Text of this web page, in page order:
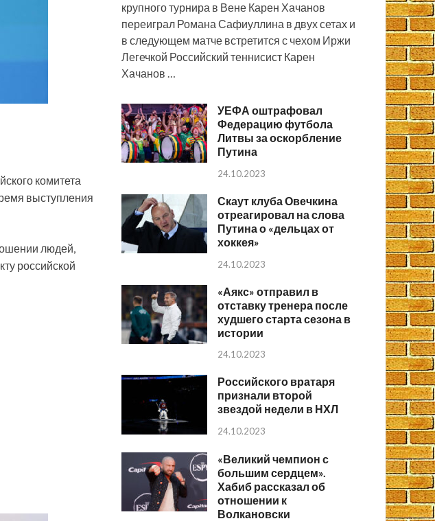
комитета
выступления
людей,
российской
крупного турнира в Вене Карен Хачанов
переиграл Романа Сафиуллина в двух сетах и
в следующем матче встретится с чехом Иржи
Легечкой Российский теннисист Карен
Хачанов …
УЕФА оштрафовал
Федерацию футбола
Литвы за оскорбление
Путина
24.10.2023
Скаут клуба Овечкина
отреагировал на слова
Путина о «дельцах от
хоккея»
24.10.2023
«Аякс» отправил в
отставку тренера после
худшего старта сезона в
истории
24.10.2023
Российского вратаря
признали второй
звездой недели в НХЛ
24.10.2023
«Великий чемпион с
большим сердцем».
Хабиб рассказал об
отношении к
Волкановски